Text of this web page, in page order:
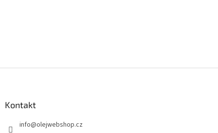
Kontakt
info@olejwebshop.cz